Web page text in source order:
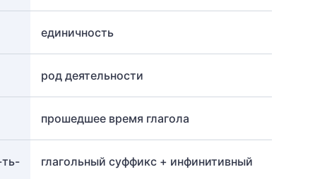
единичность
род деятельности
прошедшее время глагола
глагольный суффикс + инфинитивный